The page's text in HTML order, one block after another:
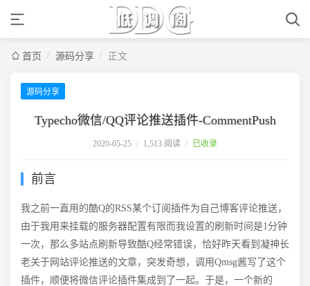
首页 / 源码分享 / 正文
源码分享
Typecho微信/QQ评论推送插件-CommentPush
2020-05-25 / 1,513 阅读 / 已收录
前言
我之前一直用的酷Q的RSS某个订阅插件为自己博客评论推送，
由于我用来挂载的服务器配置有限而我设置的刷新时间是1分钟
一次，那么多站点刷新导致酷Q经常错误，恰好昨天看到凝神长
老关于网站评论推送的文章，突发奇想，调用Qmsg酱写了这个
插件，顺便将微信评论插件集成到了一起。于是，一个新的